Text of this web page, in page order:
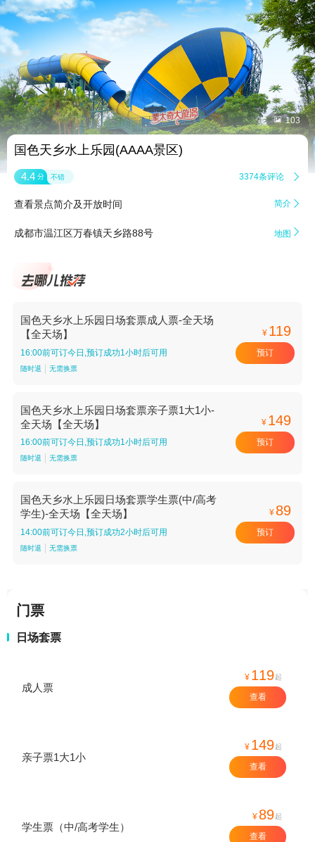
 103
国色天乡水上乐园(AAAA景区)
4.4 分 不错 3374条评论 
查看景点简介及开放时间 简介 
成都市温江区万春镇天乡路88号 地图 
国色天乡水上乐园日场套票成人票-全天场
【全天场】
16:00前可订今日,预订成功1小时后可用
随时退 无需换票
¥ 119
预订
国色天乡水上乐园日场套票亲子票1大1小-
全天场【全天场】
16:00前可订今日,预订成功1小时后可用
随时退 无需换票
¥ 149
预订
国色天乡水上乐园日场套票学生票(中/高考
学生)-全天场【全天场】
14:00前可订今日,预订成功2小时后可用
随时退 无需换票
¥ 89
预订
门票
日场套票
成人票
¥ 119起
查看
亲子票1大1小
¥ 149起
查看
学生票（中/高考学生）
¥ 89起
查看
